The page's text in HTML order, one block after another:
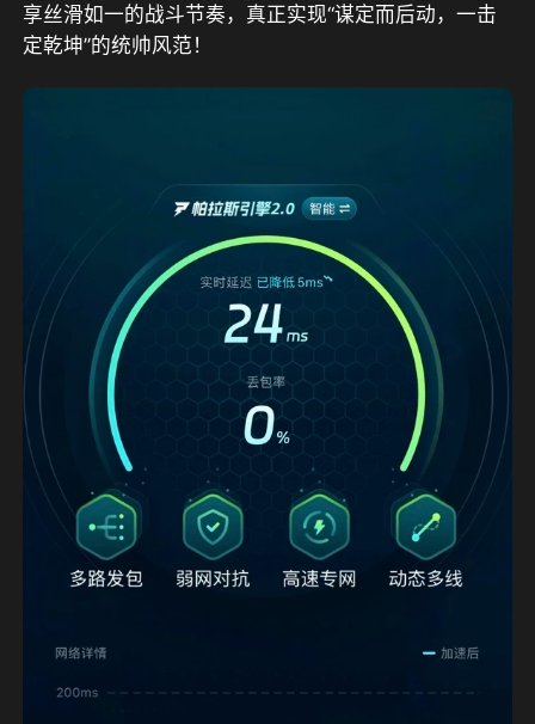
享丝滑如一的战斗节奏，真正实现“谋定而后动，一击
定乾坤”的统帅风范！